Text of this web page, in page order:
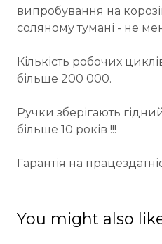
випробування на
соляному тумані - не
Кількість робочих
більше 200 000.
Ручки зберігають
більше 10 років !!!
Гарантія на
You might also